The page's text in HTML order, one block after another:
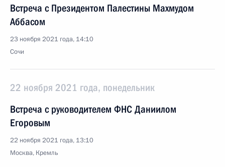
Встреча с Президентом Палестины Махмудом
Аббасом
23 ноября 2021 года, 14:10
Сочи
22 ноября 2021 года, понедельник
Встреча с руководителем ФНС Даниилом
Егоровым
22 ноября 2021 года, 13:10
Москва, Кремль